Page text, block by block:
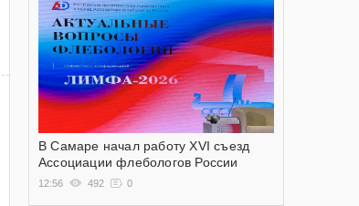
В Самаре начал работу XVI съезд
Ассоциации флебологов России
12:56 492 0